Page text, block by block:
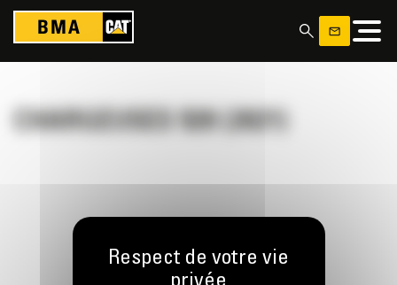
CHARGEUSES 920 (2021)
Panneau de gestion des cookies